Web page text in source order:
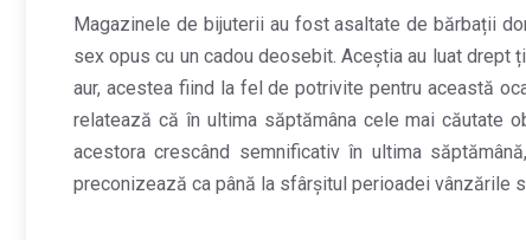
Magazinele de bijuterii au fost asaltate de bărbații
sex opus cu un cadou deosebit. Aceștia au luat
aur, acestea fiind la fel de potrivite pentru această
relatează că în ultima săptămâna cele mai căutate
acestora crescând semnificativ în ultima
preconizează ca până la sfârșitul perioadei vânzările